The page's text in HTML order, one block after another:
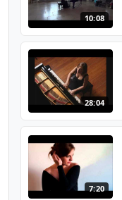
10:08
28:04
7:20